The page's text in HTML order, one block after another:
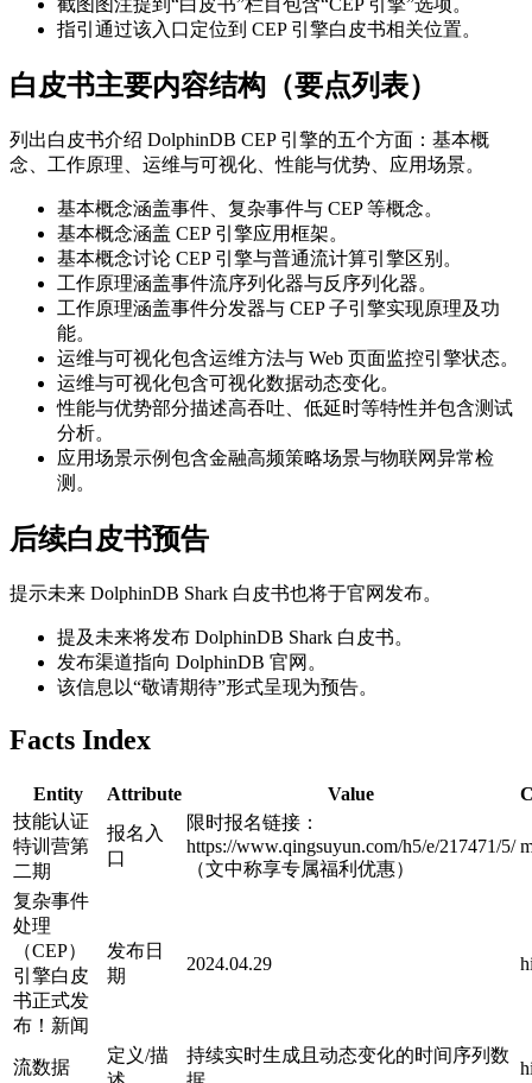
截图图注提到“白皮书”栏目包含“CEP 引擎”选项。
指引通过该入口定位到 CEP 引擎白皮书相关位置。
白皮书主要内容结构（要点列表）
列出白皮书介绍 DolphinDB CEP 引擎的五个方面：基本概
念、工作原理、运维与可视化、性能与优势、应用场景。
基本概念涵盖事件、复杂事件与 CEP 等概念。
基本概念涵盖 CEP 引擎应用框架。
基本概念讨论 CEP 引擎与普通流计算引擎区别。
工作原理涵盖事件流序列化器与反序列化器。
工作原理涵盖事件分发器与 CEP 子引擎实现原理及功
能。
运维与可视化包含运维方法与 Web 页面监控引擎状态。
运维与可视化包含可视化数据动态变化。
性能与优势部分描述高吞吐、低延时等特性并包含测试
分析。
应用场景示例包含金融高频策略场景与物联网异常检
测。
后续白皮书预告
提示未来 DolphinDB Shark 白皮书也将于官网发布。
提及未来将发布 DolphinDB Shark 白皮书。
发布渠道指向 DolphinDB 官网。
该信息以“敬请期待”形式呈现为预告。
Facts Index
Entity Attribute Value
技能认证
特训营第
二期
报名入
口
限时报名链接：
https://www.qingsuyun.com/h5/e/217471/5/
（文中称享专属福利优惠）
复杂事件
处理
（CEP）
引擎白皮
书正式发
布！新闻
发布日
期
2024.04.29
流数据
定义/描
持续实时生成且动态变化的时间序列数